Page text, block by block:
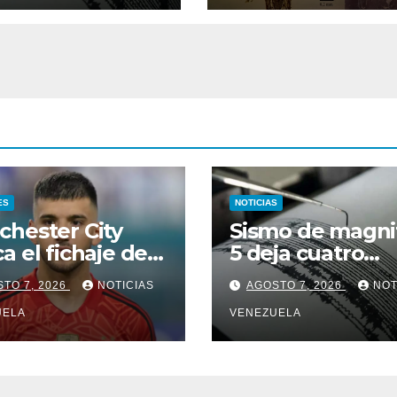
City
el fichaje de
Rulli
7, 2026 NOTICIAS
NOTICIAS
Sismo de
5 deja cuatro
heridos en el
de Perú
AGOSTO 7, 2026
VENEZUELA